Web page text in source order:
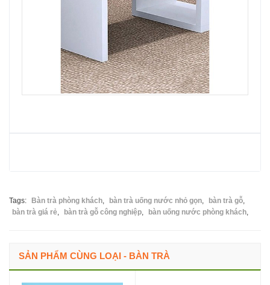
Tags: Bàn trà phòng khách bàn trà uống nước nhỏ gọn bàn trà gỗ
bàn trà giá rẻ
bàn trà gỗ công nghiệp bàn uống nước phòng khách
SẢN PHẨM CÙNG LOẠI - BÀN TRÀ